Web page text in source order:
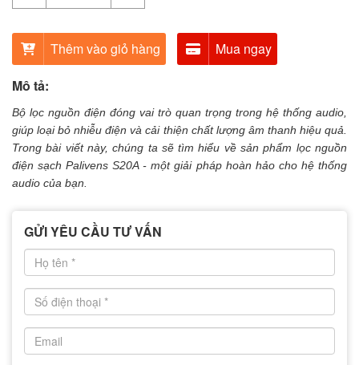
Thêm vào giỏ hàng
Mua ngay
Mô tả:
Bộ lọc nguồn điện đóng vai trò quan trọng trong hệ thống audio,
giúp loại bỏ nhiễu điện và cải thiện chất lượng âm thanh hiệu quả
Trong bài viết này, chúng ta sẽ tìm hiểu về sản phẩm lọc nguồn
điện sạch Palivens S20A - một giải pháp hoàn hảo cho hệ thống
audio của bạn.
GỬI YÊU CẦU TƯ VẤN